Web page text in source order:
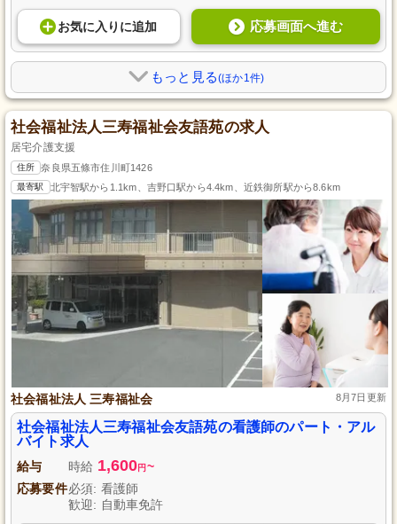
お気に入り に追加 応募画面へ進む
もっと見る(ほか1件)
社会福祉法人三寿福祉会友語苑の求人
居宅介護支援
住所 奈良県五條市住川町1426
最寄駅 北宇智駅から1.1km、吉野口駅から4.4km、近鉄御所駅から8.6km
社会福祉法人 三寿福祉会 8月7日更新
社会福祉法人三寿福祉会友語苑の看護師のパート・アル
バイト求人
給与 時給 1,600円 ~
応募要件必須: 看護師
歓迎: 自動車免許